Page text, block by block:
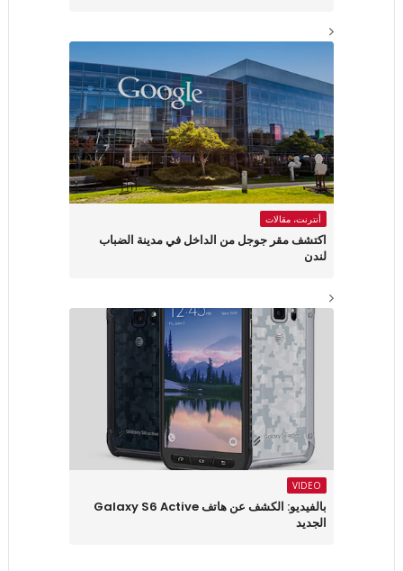
أنترنت، مقالات
اكتشف مقر جوجل من الداخل في مدينة الضباب
لندن
VIDEO
بالفيديو: الكشف عن هاتف Galaxy S6 Active
الجديد